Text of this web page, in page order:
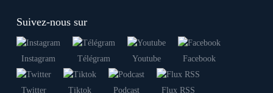
Suivez-nous sur
Instagram Télégram Youtube Facebook
Twitter Tiktok Podcast Flux RSS